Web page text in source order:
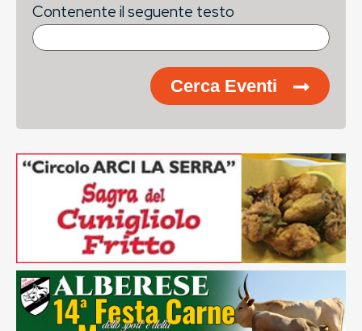
Contenente il seguente testo
Cerca Eventi